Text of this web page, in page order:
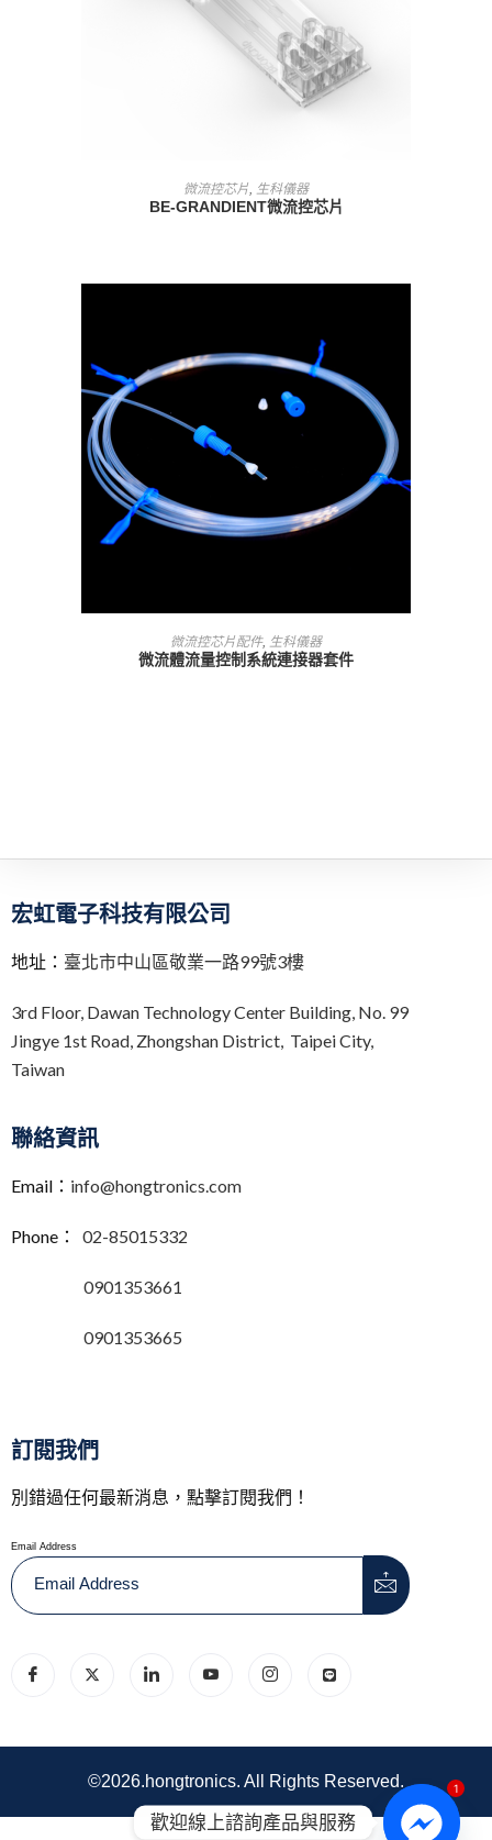
查看內容
微流控芯片 生科儀器
BE-GRANDIENT微流控芯片
查看內容
微流控芯片配件, 生科儀器
微流體流量控制系統連接器套件
宏虹電子科技有限公司
地址： 臺北市中山區敬業一路99號3樓
3rd Floor, Dawan Technology Center Building, No. 99
Jingye 1st Road, Zhongshan District, Taipei City,
Taiwan
聯絡資訊
Email： info@hongtronics.com
Phone： 02-85015332
0901353661
0901353665
訂閱我們
別錯過任何最新消息，點擊訂閱我們！
Email Address
©2026.hongtronics. All Rights Reserved. 1
歡迎線上諮詢產品與服務